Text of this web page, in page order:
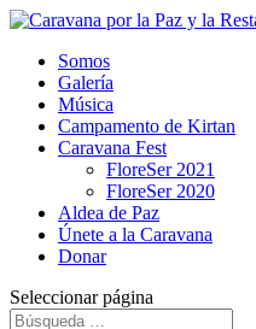
Somos
Galería
Música
Campamento de Kirtan
Caravana Fest
FloreSer 2021
FloreSer 2020
Aldea de Paz
Únete a la Caravana
Donar
Seleccionar página